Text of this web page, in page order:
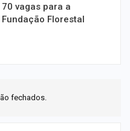
70 vagas para a
Fundação Florestal
fechados.